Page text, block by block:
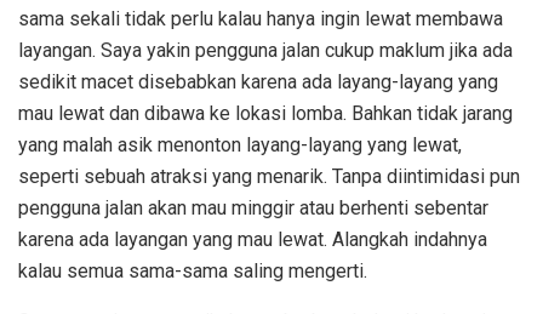
sama sekali tidak perlu kalau hanya ingin lewat membawa
layangan. Saya yakin pengguna jalan cukup maklum jika ada
sedikit macet disebabkan karena ada layang-layang yang
mau lewat dan dibawa ke lokasi lomba. Bahkan tidak jarang
yang malah asik menonton layang-layang yang lewat,
seperti sebuah atraksi yang menarik. Tanpa diintimidasi pun
pengguna jalan akan mau minggir atau berhenti sebentar
karena ada layangan yang mau lewat. Alangkah indahnya
kalau semua sama-sama saling mengerti.